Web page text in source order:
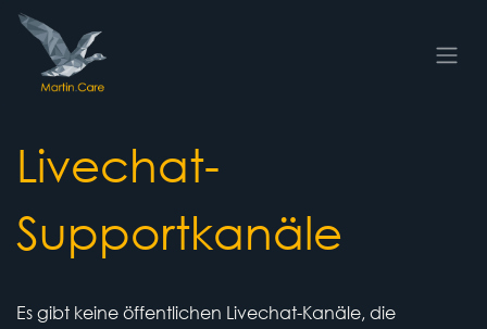
Zum Inhalt springen
Livechat-
Supportkanäle
Es gibt keine öffentlichen Livechat-Kanäle, die